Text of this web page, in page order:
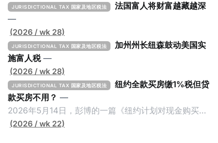
JURISDICTIONAL TAX 国家及地区税法
法国富人将财富越藏越深
—
(2026 / wk 28)
JURISDICTIONAL TAX 国家及地区税法
加州州长纽森鼓动美国实
施富人税 —
(2026 / wk 28)
JURISDICTIONAL TAX 国家及地区税法
纽约全款买房缴1%税但贷
款买房不用？ —
2026年5月14日，彭博的一篇《纽约计划对现金购买的
100万美元以上房产征税》（New York Plans Tax on
(2026 / wk 22)